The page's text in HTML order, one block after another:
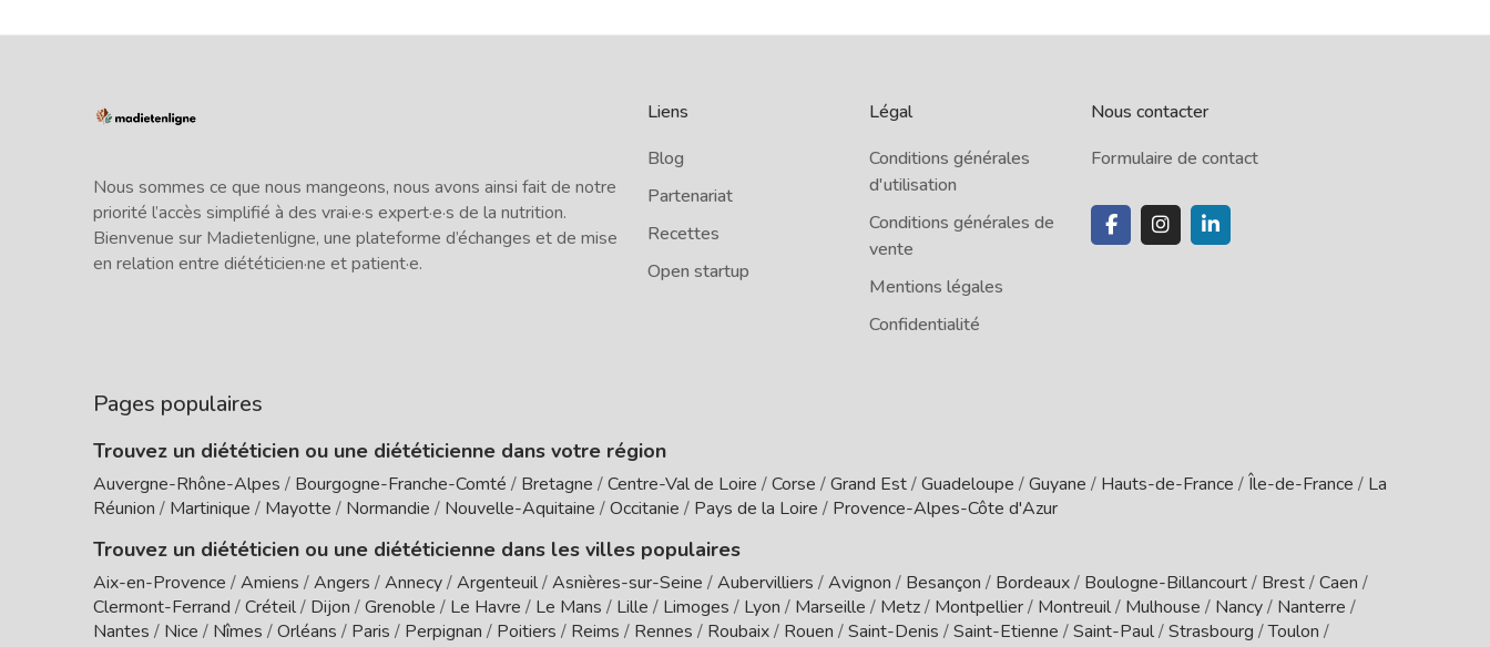
Nous sommes ce que nous mangeons, nous avons ainsi fait de notre
priorité l’accès simplifié à des vrai·e·s expert·e·s de la nutrition.
Bienvenue sur Madietenligne, une plateforme d’échanges et de mise
en relation entre diététicien·ne et patient·e.
Liens
Blog
Partenariat
Recettes
Open startup
Légal
Conditions générales
d'utilisation
Conditions générales de
vente
Mentions légales
Confidentialité
Nous contacter
Formulaire de contact
Pages populaires
Trouvez un diététicien ou une diététicienne dans votre région
Auvergne-Rhône-Alpes / Bourgogne-Franche-Comté / Bretagne /Centre-Val de Loire /Corse /Grand Est/Guadeloupe /Guyane / Hauts-de-France /Île-de-France / La
Réunion / Martinique / Mayotte / Normandie / Nouvelle-Aquitaine /Occitanie / Pays de la Loire / Provence-Alpes-Côte d'Azur
Trouvez un diététicien ou une diététicienne dans les villes populaires
Aix-en-Provence /Amiens /Angers /Annecy/Argenteuil/Asnières-sur-Seine /Aubervilliers /Avignon / Besançon / Bordeaux/ Boulogne-Billancourt/ Brest/Caen /
Clermont-Ferrand /Créteil/ Dijon /Grenoble / Le Havre / Le Mans / Lille / Limoges / Lyon / Marseille / Metz/ Montpellier/ Montreuil/ Mulhouse / Nancy/ Nanterre /
Nantes / Nice / Nîmes /Orléans / Paris / Perpignan / Poitiers / Reims / Rennes / Roubaix/ Rouen /Saint-Denis /Saint-Etienne /Saint-Paul/Strasbourg /Toulon /